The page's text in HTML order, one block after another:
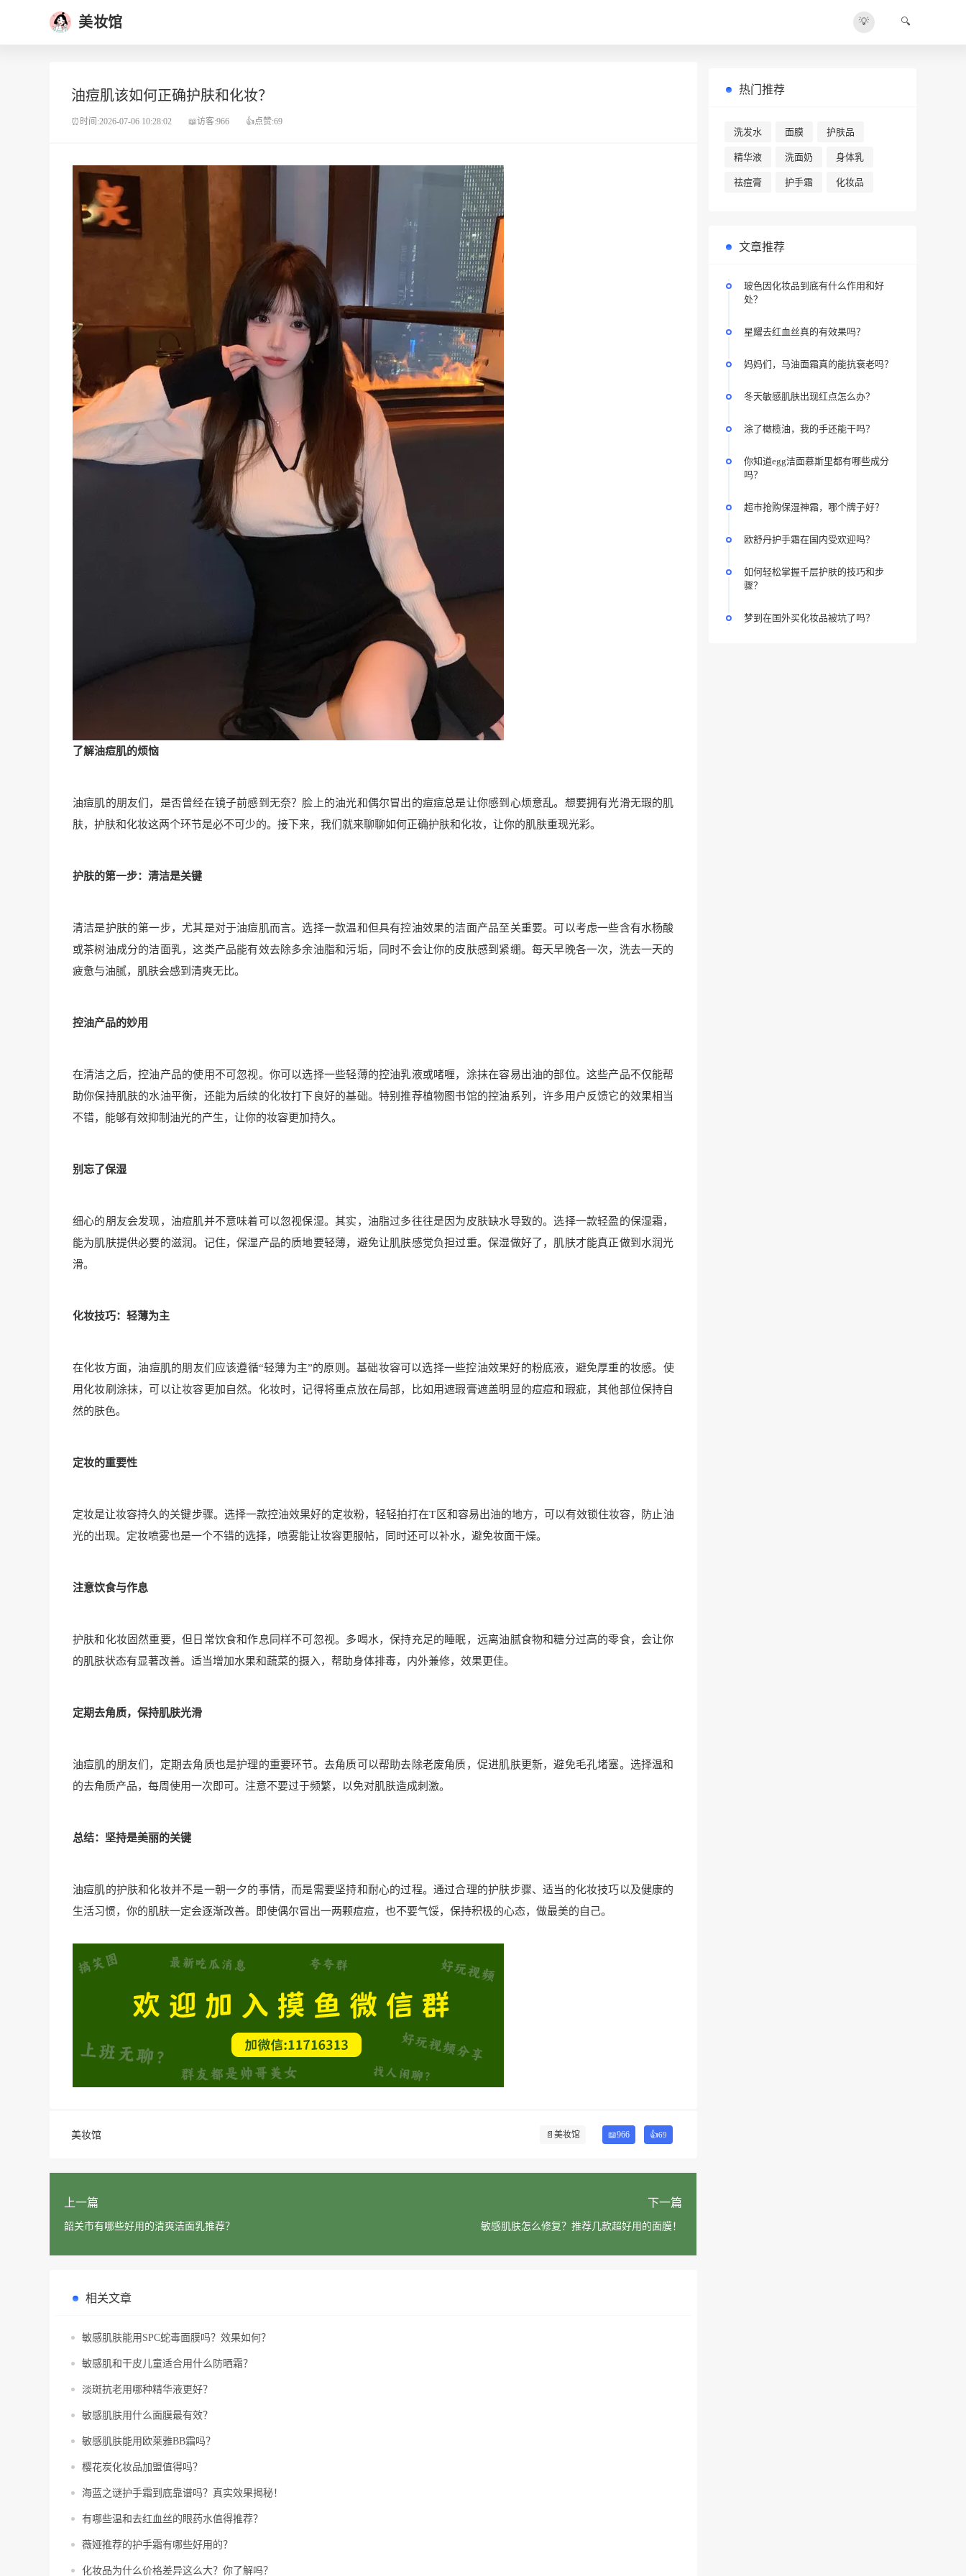
美妆馆 💡 🔍
油痘肌该如何正确护肤和化妆？
⏰时间:2026-07-06 10:28:02 📖访客:966 👍点赞:69
了解油痘肌的烦恼
油痘肌的朋友们，是否曾经在镜子前感到无奈？脸上的油光和偶尔冒出的痘痘总是让你感到心烦意乱。想要拥有光滑无瑕的肌
肤，护肤和化妆这两个环节是必不可少的。接下来，我们就来聊聊如何正确护肤和化妆，让你的肌肤重现光彩。
护肤的第一步：清洁是关键
清洁是护肤的第一步，尤其是对于油痘肌而言。选择一款温和但具有控油效果的洁面产品至关重要。可以考虑一些含有水杨酸
或茶树油成分的洁面乳，这类产品能有效去除多余油脂和污垢，同时不会让你的皮肤感到紧绷。每天早晚各一次，洗去一天的
疲惫与油腻，肌肤会感到清爽无比。
控油产品的妙用
在清洁之后，控油产品的使用不可忽视。你可以选择一些轻薄的控油乳液或啫喱，涂抹在容易出油的部位。这些产品不仅能帮
助你保持肌肤的水油平衡，还能为后续的化妆打下良好的基础。特别推荐植物图书馆的控油系列，许多用户反馈它的效果相当
不错，能够有效抑制油光的产生，让你的妆容更加持久。
别忘了保湿
细心的朋友会发现，油痘肌并不意味着可以忽视保湿。其实，油脂过多往往是因为皮肤缺水导致的。选择一款轻盈的保湿霜，
能为肌肤提供必要的滋润。记住，保湿产品的质地要轻薄，避免让肌肤感觉负担过重。保湿做好了，肌肤才能真正做到水润光
滑。
化妆技巧：轻薄为主
在化妆方面，油痘肌的朋友们应该遵循“轻薄为主”的原则。基础妆容可以选择一些控油效果好的粉底液，避免厚重的妆感。使
用化妆刷涂抹，可以让妆容更加自然。化妆时，记得将重点放在局部，比如用遮瑕膏遮盖明显的痘痘和瑕疵，其他部位保持自
然的肤色。
定妆的重要性
定妆是让妆容持久的关键步骤。选择一款控油效果好的定妆粉，轻轻拍打在T区和容易出油的地方，可以有效锁住妆容，防止油
光的出现。定妆喷雾也是一个不错的选择，喷雾能让妆容更服帖，同时还可以补水，避免妆面干燥。
注意饮食与作息
护肤和化妆固然重要，但日常饮食和作息同样不可忽视。多喝水，保持充足的睡眠，远离油腻食物和糖分过高的零食，会让你
的肌肤状态有显著改善。适当增加水果和蔬菜的摄入，帮助身体排毒，内外兼修，效果更佳。
定期去角质，保持肌肤光滑
油痘肌的朋友们，定期去角质也是护理的重要环节。去角质可以帮助去除老废角质，促进肌肤更新，避免毛孔堵塞。选择温和
的去角质产品，每周使用一次即可。注意不要过于频繁，以免对肌肤造成刺激。
总结：坚持是美丽的关键
油痘肌的护肤和化妆并不是一朝一夕的事情，而是需要坚持和耐心的过程。通过合理的护肤步骤、适当的化妆技巧以及健康的
生活习惯，你的肌肤一定会逐渐改善。即使偶尔冒出一两颗痘痘，也不要气馁，保持积极的心态，做最美的自己。
美妆馆 📄 美妆馆 📖966 👍69
上一篇
韶关市有哪些好用的清爽洁面乳推荐？
下一篇
敏感肌肤怎么修复？推荐几款超好用的面膜！
相关文章
敏感肌肤能用SPC蛇毒面膜吗？效果如何？
敏感肌和干皮儿童适合用什么防晒霜？
淡斑抗老用哪种精华液更好？
敏感肌肤用什么面膜最有效？
敏感肌肤能用欧莱雅BB霜吗？
樱花炭化妆品加盟值得吗？
海蓝之谜护手霜到底靠谱吗？真实效果揭秘！
有哪些温和去红血丝的眼药水值得推荐？
薇娅推荐的护手霜有哪些好用的？
化妆品为什么价格差异这么大？你了解吗？
热门推荐
洗发水 面膜 护肤品
精华液 洗面奶 身体乳
祛痘膏 护手霜 化妆品
文章推荐
玻色因化妆品到底有什么作用和好
处？
星耀去红血丝真的有效果吗？
妈妈们，马油面霜真的能抗衰老吗？
冬天敏感肌肤出现红点怎么办？
涂了橄榄油，我的手还能干吗？
你知道egg洁面慕斯里都有哪些成分
吗？
超市抢购保湿神霜，哪个牌子好？
欧舒丹护手霜在国内受欢迎吗？
如何轻松掌握千层护肤的技巧和步
骤？
梦到在国外买化妆品被坑了吗？